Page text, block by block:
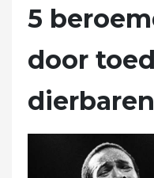
5
door
dierbaren